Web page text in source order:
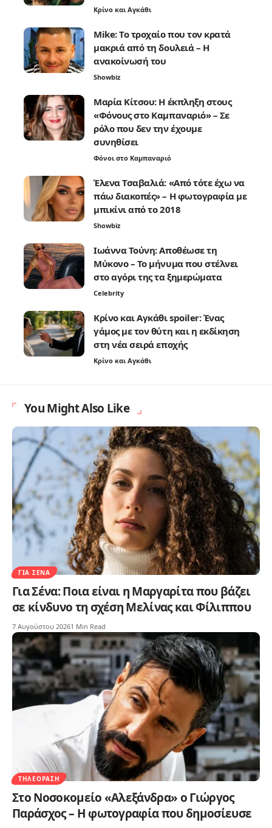
Κρίνο και Αγκάθι
Mike: Το τροχαίο που τον κρατά
μακριά από τη δουλειά – Η
ανακοίνωσή του
Showbiz
Μαρία Κίτσου: Η έκπληξη στους
«Φόνους στο Καμπαναριό» – Σε
ρόλο που δεν την έχουμε
συνηθίσει
Φόνοι στο Καμπαναριό
Έλενα Τσαβαλιά: «Από τότε έχω να
πάω διακοπές» – Η φωτογραφία με
μπικίνι από το 2018
Showbiz
Ιωάννα Τούνη: Αποθέωσε τη
Μύκονο – Το μήνυμα που στέλνει
στο αγόρι της τα ξημερώματα
Celebrity
Κρίνο και Αγκάθι spoiler: Ένας
γάμος με τον θύτη και η εκδίκηση
στη νέα σειρά εποχής
Κρίνο και Αγκάθι
You Might Also Like
ΓΙΑ ΣΈΝΑ
Για Σένα: Ποια είναι η Μαργαρίτα που βάζει
σε κίνδυνο τη σχέση Μελίνας και Φίλιππου
7 Αυγούστου 20261 Min Read
ΤΗΛΕΌΡΑΣΗ
Στο Νοσοκομείο «Αλεξάνδρα» ο Γιώργος
Παράσχος – Η φωτογραφία που δημοσίευσε